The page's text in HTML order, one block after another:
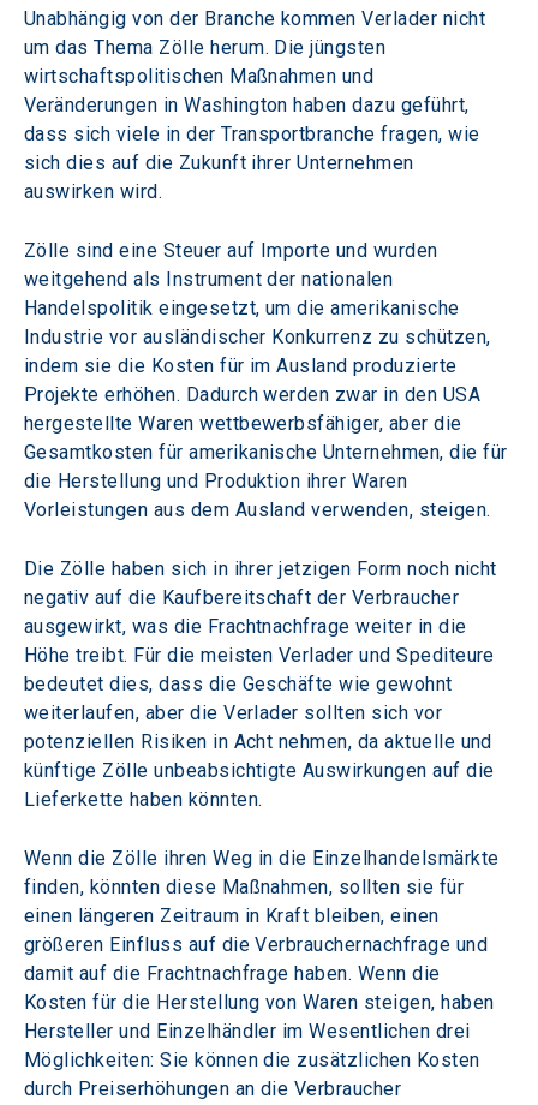
Unabhängig von der Branche kommen Verlader nicht
um das Thema Zölle herum. Die jüngsten
wirtschaftspolitischen Maßnahmen und
Veränderungen in Washington haben dazu geführt,
dass sich viele in der Transportbranche fragen, wie
sich dies auf die Zukunft ihrer Unternehmen
auswirken wird.
Zölle sind eine Steuer auf Importe und wurden
weitgehend als Instrument der nationalen
Handelspolitik eingesetzt, um die amerikanische
Industrie vor ausländischer Konkurrenz zu schützen,
indem sie die Kosten für im Ausland produzierte
Projekte erhöhen. Dadurch werden zwar in den USA
hergestellte Waren wettbewerbsfähiger, aber die
Gesamtkosten für amerikanische Unternehmen, die für
die Herstellung und Produktion ihrer Waren
Vorleistungen aus dem Ausland verwenden, steigen.
Die Zölle haben sich in ihrer jetzigen Form noch nicht
negativ auf die Kaufbereitschaft der Verbraucher
ausgewirkt, was die Frachtnachfrage weiter in die
Höhe treibt. Für die meisten Verlader und Spediteure
bedeutet dies, dass die Geschäfte wie gewohnt
weiterlaufen, aber die Verlader sollten sich vor
potenziellen Risiken in Acht nehmen, da aktuelle und
künftige Zölle unbeabsichtigte Auswirkungen auf die
Lieferkette haben könnten.
Wenn die Zölle ihren Weg in die Einzelhandelsmärkte
finden, könnten diese Maßnahmen, sollten sie für
einen längeren Zeitraum in Kraft bleiben, einen
größeren Einfluss auf die Verbrauchernachfrage und
damit auf die Frachtnachfrage haben. Wenn die
Kosten für die Herstellung von Waren steigen, haben
Hersteller und Einzelhändler im Wesentlichen drei
Möglichkeiten: Sie können die zusätzlichen Kosten
durch Preiserhöhungen an die Verbraucher